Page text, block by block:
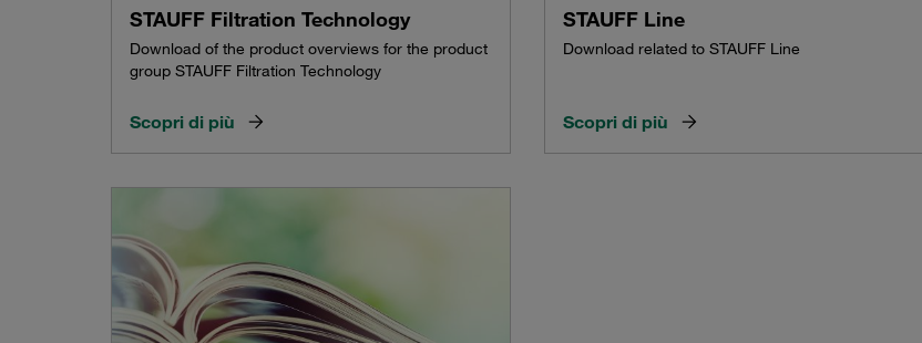
STAUFF Filtration Technology
Download of the product overviews for the product
group STAUFF Filtration Technology
Scopri di più
STAUFF Line
Download related to STAUFF Line
Scopri di più